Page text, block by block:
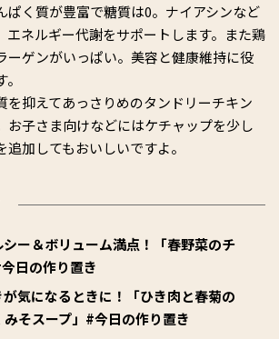
ぱく質が豊富で糖質は0。ナイアシンなど
エネルギー代謝をサポートします。また鶏
ーゲンがいっぱい。美容と健康維持に役
を抑えてあっさりめのタンドリーチキン
お子さま向けなどにはケチャップを少し
加してもおいしいですよ。
シー＆ボリューム満点！「春野菜のチ
日の作り置き
気になるときに！「ひき肉と春菊の
そスープ」#今日の作り置き